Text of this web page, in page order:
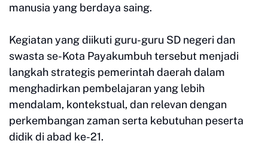
manusia yang berdaya saing.
Kegiatan yang diikuti guru-guru SD negeri dan
swasta se-Kota Payakumbuh tersebut menjadi
langkah strategis pemerintah daerah dalam
menghadirkan pembelajaran yang lebih
mendalam, kontekstual, dan relevan dengan
perkembangan zaman serta kebutuhan peserta
didik di abad ke-21.